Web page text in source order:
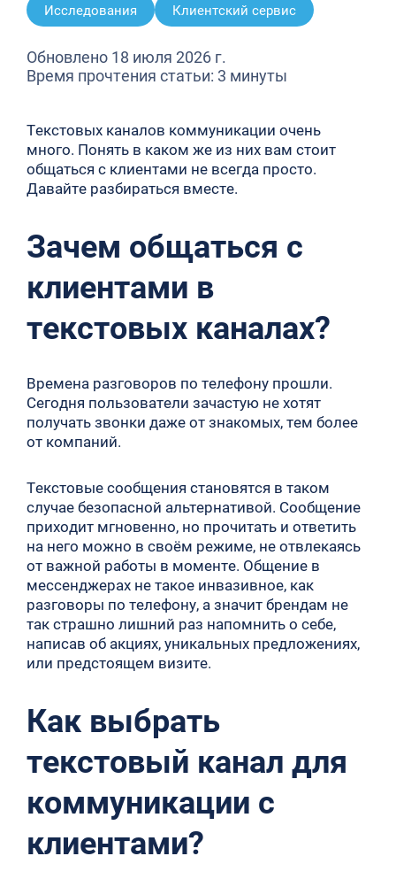
Исследования Клиентский сервис
Обновлено 18 июля 2026 г.
Время прочтения статьи: 3 минуты
Текстовых каналов коммуникации очень
много. Понять в каком же из них вам стоит
общаться с клиентами не всегда просто.
Давайте разбираться вместе.
Зачем общаться с
клиентами в
текстовых каналах?
Времена разговоров по телефону прошли.
Сегодня пользователи зачастую не хотят
получать звонки даже от знакомых, тем более
от компаний.
Текстовые сообщения становятся в таком
случае безопасной альтернативой. Сообщение
приходит мгновенно, но прочитать и ответить
на него можно в своём режиме, не отвлекаясь
от важной работы в моменте. Общение в
мессенджерах не такое инвазивное, как
разговоры по телефону, а значит брендам не
так страшно лишний раз напомнить о себе,
написав об акциях, уникальных предложениях,
или предстоящем визите.
Как выбрать
текстовый канал для
коммуникации с
клиентами?